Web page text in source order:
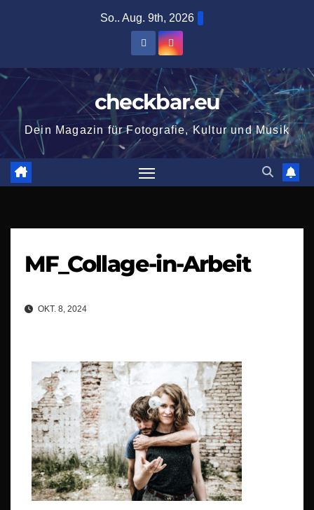
So.. Aug. 9th, 2026
checkbar.eu
Dein Magazin für Fotografie, Kultur und Musik
MF_Collage-in-Arbeit
OKT. 8, 2024